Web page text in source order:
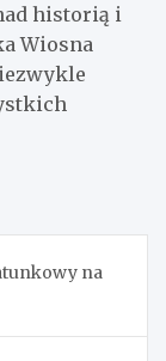
historią i
Wiosna
na